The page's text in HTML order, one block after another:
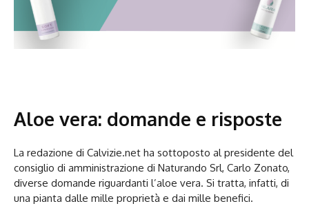
Aloe vera: domande e risposte
La redazione di Calvizie.net ha sottoposto al presidente del
consiglio di amministrazione di Naturando Srl, Carlo Zonato,
diverse domande riguardanti l’aloe vera. Si tratta, infatti, di
una pianta dalle mille proprietà e dai mille benefici.